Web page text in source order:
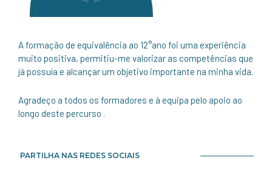
A formação de equivalência ao 12°ano foi uma experiência
muito positiva, permitiu-me valorizar as competências que
já possuía e alcançar um objetivo importante na minha vida.
Agradeço a todos os formadores e à equipa pelo apoio ao
longo deste percurso .
PARTILHA NAS REDES SOCIAIS